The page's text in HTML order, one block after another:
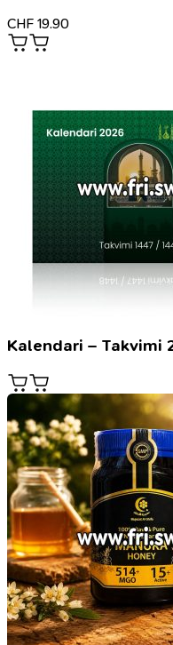
CHF 19.90
Kalendari – Takvimi